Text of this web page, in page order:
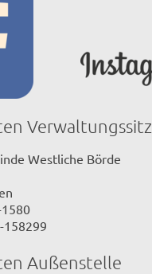
Verwaltungssitz
Westliche Börde
158299
Außenstelle